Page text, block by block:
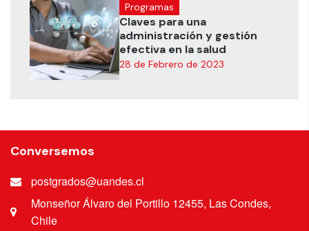
Programas
Claves para una
administración y gestión
efectiva en la salud
28 de Febrero de 2023
Conversemos
postgrados@uandes.cl
Monseñor Álvaro del Portillo 12455, Las Condes,
Chile